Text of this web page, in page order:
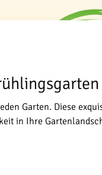
Garten. Diese
in Ihre